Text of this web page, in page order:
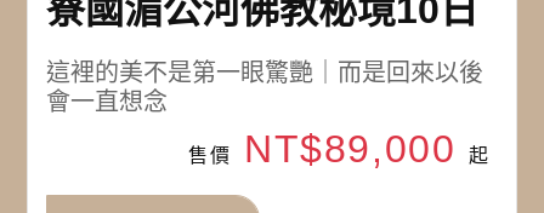
寮國湄公河佛教秘境10日
這裡的美不是第一眼驚艷｜而是回來以後
會一直想念
售價 NT$89,000 起